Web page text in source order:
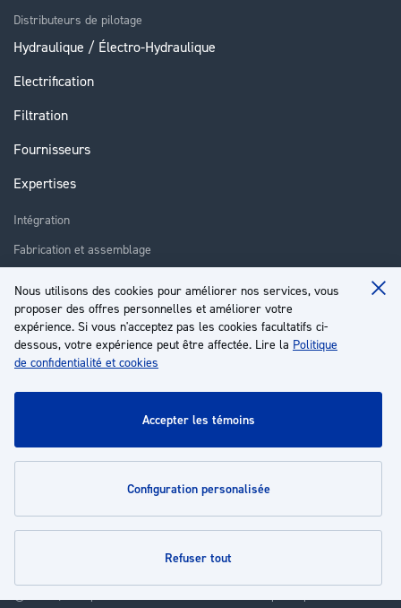
Nous utilisons des cookies pour améliorer nos services, vous
proposer des offres personnelles et améliorer votre
expérience. Si vous n'acceptez pas les cookies facultatifs ci-
dessous, votre expérience peut être affectée. Lire la Politique
de confidentialité et cookies
accepter les témoins
configuration personalisée
refuser tout
Distributeurs de pilotage
Hydraulique / Électro-Hydraulique
Electrification
Filtration
Fournisseurs
Expertises
Intégration
Fabrication et assemblage
Réparation
Formation
À propos
Service client